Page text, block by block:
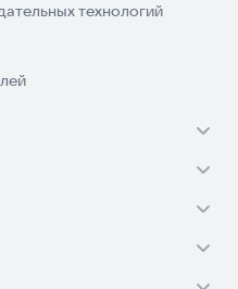
технологий